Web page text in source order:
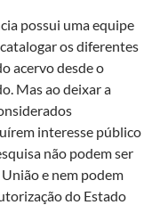
possui uma equipe
os diferentes
acervo desde o
Mas ao deixar a
interesse público
não podem ser
e nem podem
do Estado